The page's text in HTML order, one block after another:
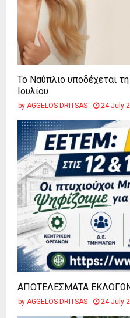
Το Ναύπλιο υποδέχεται
Ιουλίου
by AGGELOS DRITSAS 24 July
ΑΠΟΤΕΛΕΣΜΑΤΑ
by AGGELOS DRITSAS 24 July